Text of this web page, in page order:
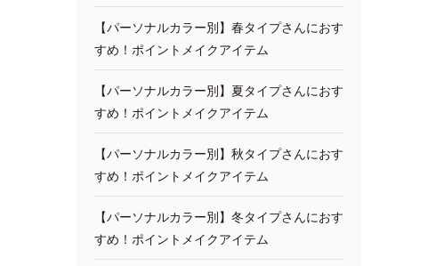
【パーソナルカラー別】春タイプさんにおす
すめ！ポイントメイクアイテム
【パーソナルカラー別】夏タイプさんにおす
すめ！ポイントメイクアイテム
【パーソナルカラー別】秋タイプさんにおす
すめ！ポイントメイクアイテム
【パーソナルカラー別】冬タイプさんにおす
すめ！ポイントメイクアイテム